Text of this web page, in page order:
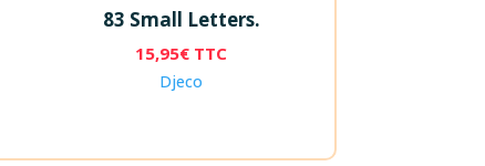
83 Small Letters.
15,95€ TTC
Djeco